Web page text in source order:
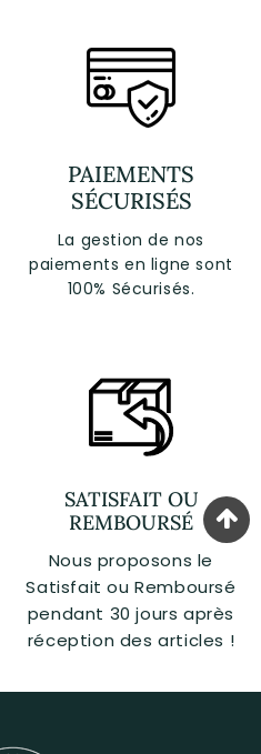
PAIEMENTS
SÉCURISÉS
La gestion de nos
paiements en ligne sont
100% Sécurisés.
SATISFAIT OU
REMBOURSÉ
Nous proposons le
Satisfait ou Remboursé
pendant 30 jours après
réception des articles !